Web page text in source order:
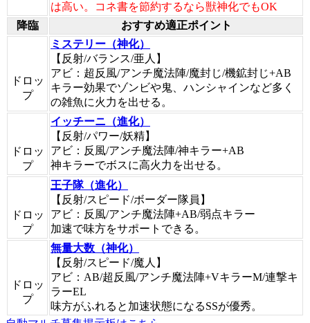
は高い。コネ書を節約するなら獣神化でもOK
降臨
おすすめ適正ポイント
ドロッ
プ
ミステリー（神化）
【反射/バランス/亜人】
アビ：超反風/アンチ魔法陣/魔封じ/機鉱封じ+AB
キラー効果でゾンビや鬼、ハンシャインなど多く
の雑魚に火力を出せる。
ドロッ
プ
イッチーニ（進化）
【反射/パワー/妖精】
アビ：反風/アンチ魔法陣/神キラー+AB
神キラーでボスに高火力を出せる。
ドロッ
プ
王子隊（進化）
【反射/スピード/ボーダー隊員】
アビ：反風/アンチ魔法陣+AB/弱点キラー
加速で味方をサポートできる。
ドロッ
プ
無量大数（神化）
【反射/スピード/魔人】
アビ：AB/超反風/アンチ魔法陣+VキラーM/連撃キ
ラーEL
味方がふれると加速状態になるSSが優秀。